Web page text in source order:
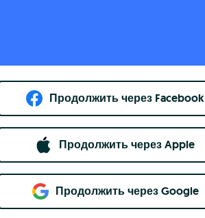
Продолжить через Facebook
Продолжить через Apple
Продолжить через Google